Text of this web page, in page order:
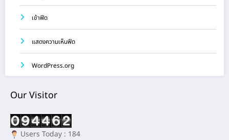
เข้าฟีด
แสดงความเห็นฟีด
WordPress.org
Our Visitor
Users Today : 184